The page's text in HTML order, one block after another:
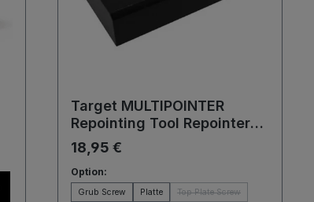
Target MULTIPOINTER
Repointing Tool Repointer
Spitzenwechsel Maschine
Werkzeug
18,95 €
Option:
Grub Screw Platte Top Plate Screw